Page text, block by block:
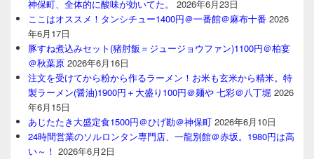
神保町、全体的に酸味が効いてた。
2026年6月23日
ここはオススメ！タンシチュー1400円＠一番館＠麻布十番 2026
年6月17日
豚すね煮込みセット(猪肘飯＝ジュージョウファン)1100円＠柏宴
＠秋葉原 2026年6月16日
注文を受けてから粉から作るラーメン！お米も玄米から精米。特
製ラーメン(醤油)1900円＋大盛り100円＠麺や 七彩＠八丁堀 2026
年6月15日
あじたたき大盛定食1500円＠ひげ勘＠神保町 2026年6月10日
24時間営業のソルロンタン専門店、一龍別館＠赤坂。1980円は高
い～！ 2026年6月2日